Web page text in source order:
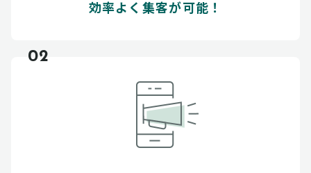
効率よく集客が可能！
02